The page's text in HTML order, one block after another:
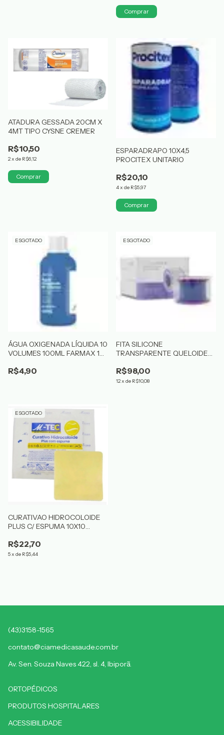
ATADURA GESSADA 20CM X
4MT TIPO CYSNE CREMER
R$10,50
2x de R$6,12
ESPARADRAPO 10X4,5
PROCITEX UNITARIO
R$20,10
4x de R$5,97
ESGOTADO
ÁGUA OXIGENADA LÍQUIDA 10
VOLUMES 100ML FARMAX 1
R$4,90
ESGOTADO
FITA SILICONE
TRANSPARENTE QUELOIDE
SKINUPPER
R$98,00
12x de R$10,08
ESGOTADO
CURATIVAO HIDROCOLOIDE
PLUS C/ ESPUMA 10X10
R$22,70
5x de R$5,44
(43)3158-1565
contato@ciamedicasaude.com.br
Av. Sen. Souza Naves 422, sl. 4, Ibiporã.
ORTOPÉDICOS
PRODUTOS HOSPITALARES
ACESSIBILIDADE